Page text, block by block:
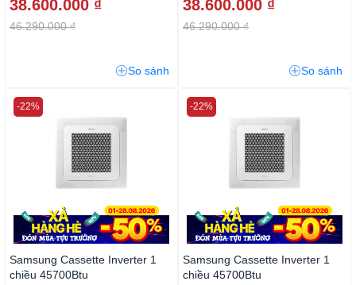
38.600.000 ₫
46.290.000 ₫
So sánh
38.600.000 ₫
46.290.000 ₫
So sánh
Samsung Cassette Inverter 1
chiều 45700Btu
-22%
Samsung Cassette Inverter 1
chiều 45700Btu
-22%